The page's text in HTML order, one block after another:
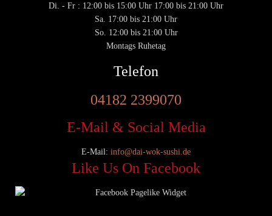
Di. - Fr : 12:00 bis 15:00 Uhr 17:00 bis 21:00 Uhr
Sa. 17:00 bis 21:00 Uhr
So. 12:00 bis 21:00 Uhr
Montags Ruhetag
Telefon
04182 2399070
E-Mail & Social Media
E-Mail: info@dai-wok-sushi.de
Like Us On Facebook